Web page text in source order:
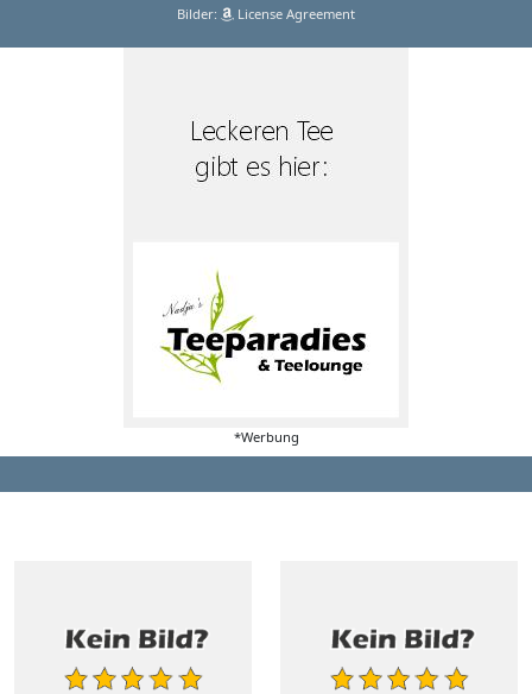
Bilder: License Agreement
*Werbung